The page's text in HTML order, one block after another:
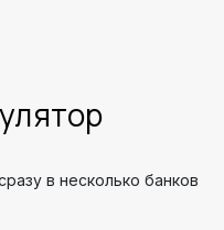
в несколько банков